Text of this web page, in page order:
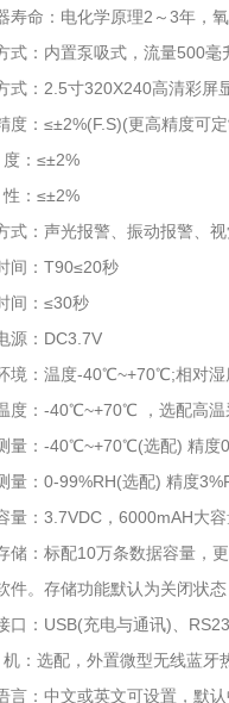
寿命：电化学原理2～3年，
式：内置泵吸式，流量500毫
式：2.5寸320X240高清彩屏
度：≤±2%(F.S)(更高精度可
：≤±2%
：≤±2%
式：声光报警、振动报警、
间：T90≤20秒
间：≤30秒
源：DC3.7V
境：温度-40℃~+70℃;相对湿
度：-40℃~+70℃ ，选配高温
量：-40℃~+70℃(选配) 精度
量：0-99%RH(选配) 精度
量：3.7VDC，6000mAH大
储：标配10万条数据容量，
件。存储功能默认为关闭状
口：USB(充电与通讯)、
：选配，外置微型无线蓝牙
言：中文或英文可设置，默